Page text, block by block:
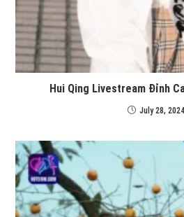
Hui Qing Livestream Đỉnh
July 28, 2024